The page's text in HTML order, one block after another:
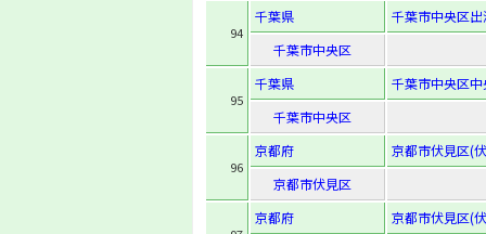
94
千葉県
千葉市中央区
千葉市中央区
95
千葉県
千葉市中央区
千葉市中央区
96
京都府
京都市伏見区(
京都市伏見区
京都府
京都市伏見区(